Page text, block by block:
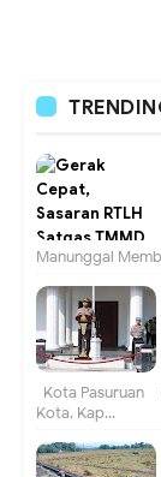
Manunggal
Kota Pasuruan
Kota, Kap...